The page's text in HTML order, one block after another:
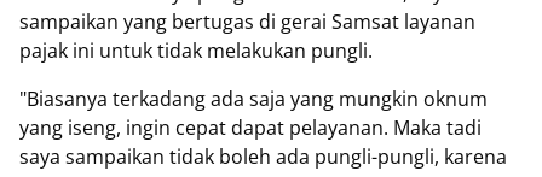
sampaikan yang bertugas di gerai Samsat layanan
pajak ini untuk tidak melakukan pungli.
"Biasanya terkadang ada saja yang mungkin oknum
yang iseng, ingin cepat dapat pelayanan. Maka tadi
saya sampaikan tidak boleh ada pungli-pungli, karena